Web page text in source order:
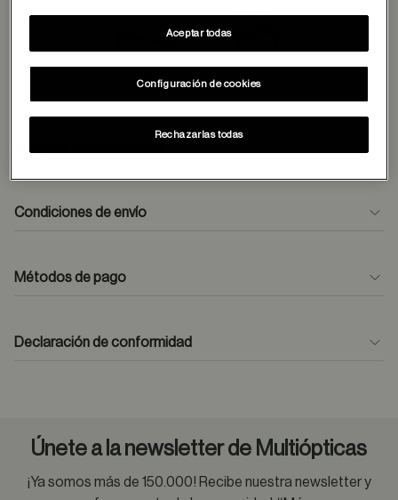
20 53
145
Condiciones de envío
Métodos de pago
Declaración de conformidad
Únete a la newsletter de Multiópticas
¡Ya somos más de 150.000! Recibe nuestra newsletter y
Configuración de cookies
Rechazarlas todas
Aceptar todas